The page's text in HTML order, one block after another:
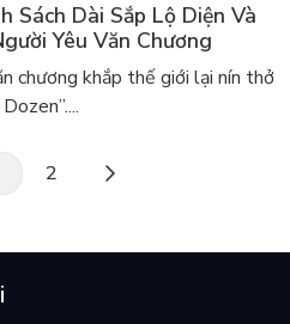
Sách Dài Sắp Lộ Diện Và
Yêu Văn Chương
chương khắp thế giới lại nín thở
2